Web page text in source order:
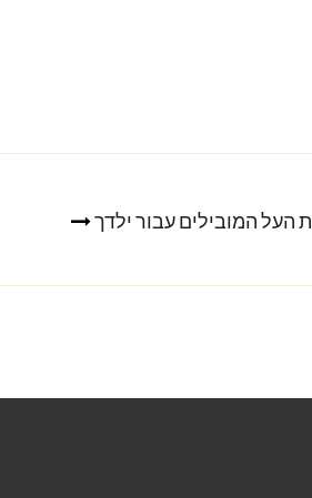
העל המובילים עבור ילדך